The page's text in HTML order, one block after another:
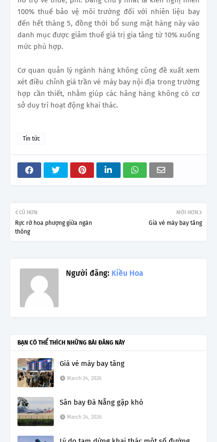
100% thuế bảo vệ môi trường đối với nhiên liệu bay
đến hết tháng 5, đồng thời bổ sung mặt hàng này vào
danh mục được giảm thuế giá trị gia tăng từ 10% xuống
mức phù hợp.
Cơ quan quản lý ngành hàng không cũng đề xuất xem
xét điều chỉnh giá trần vé máy bay nội địa trong trường
hợp cần thiết, nhằm giúp các hãng hàng không có cơ
sở duy trì hoạt động khai thác.
Tin tức
MỚI HƠN
Giá vé máy bay tăng
CŨ HƠN
Rực rỡ hoa phượng giữa ngàn
thông
Người đăng: Kiều Hoa
BẠN CÓ THỂ THÍCH NHỮNG BÀI ĐĂNG NÀY
Giá vé máy bay tăng
March 24, 2026
Sân bay Đà Nẵng gặp khó
March 24, 2026